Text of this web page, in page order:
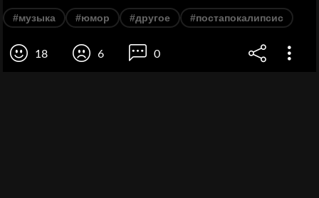
#музыка #юмор #другое #постапокалипсис
18 6 0